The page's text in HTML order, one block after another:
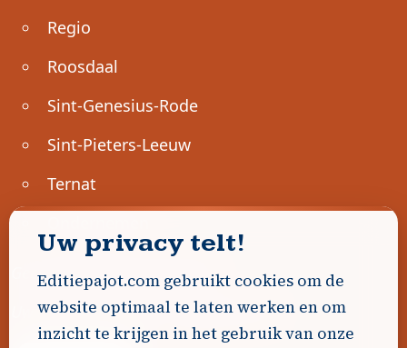
Regio
Roosdaal
Sint-Genesius-Rode
Sint-Pieters-Leeuw
Ternat
Geen advertenties gevonden.
Uw advertentie hier? Contacteer ons!
Uw privacy telt!
Editiepajot.com gebruikt cookies om de
website optimaal te laten werken en om
inzicht te krijgen in het gebruik van onze